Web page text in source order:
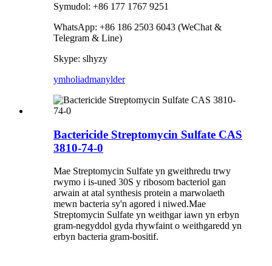
Symudol: +86 177 1767 9251
WhatsApp: +86 186 2503 6043 (WeChat &
Telegram & Line)
Skype: slhyzy
ymholiadmanylder
Bactericide Streptomycin Sulfate CAS
3810-74-0
Mae Streptomycin Sulfate yn gweithredu trwy
rwymo i is-uned 30S y ribosom bacteriol gan
arwain at atal synthesis protein a marwolaeth
mewn bacteria sy'n agored i niwed.Mae
Streptomycin Sulfate yn weithgar iawn yn erbyn
gram-negyddol gyda rhywfaint o weithgaredd yn
erbyn bacteria gram-bositif.